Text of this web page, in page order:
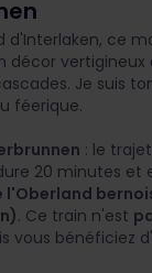
d'Interlaken, ce
décor vertigineux
Je suis
féerique.
: le
20 minutes et
l'Oberland
. Ce train n'est
vous bénéficiez